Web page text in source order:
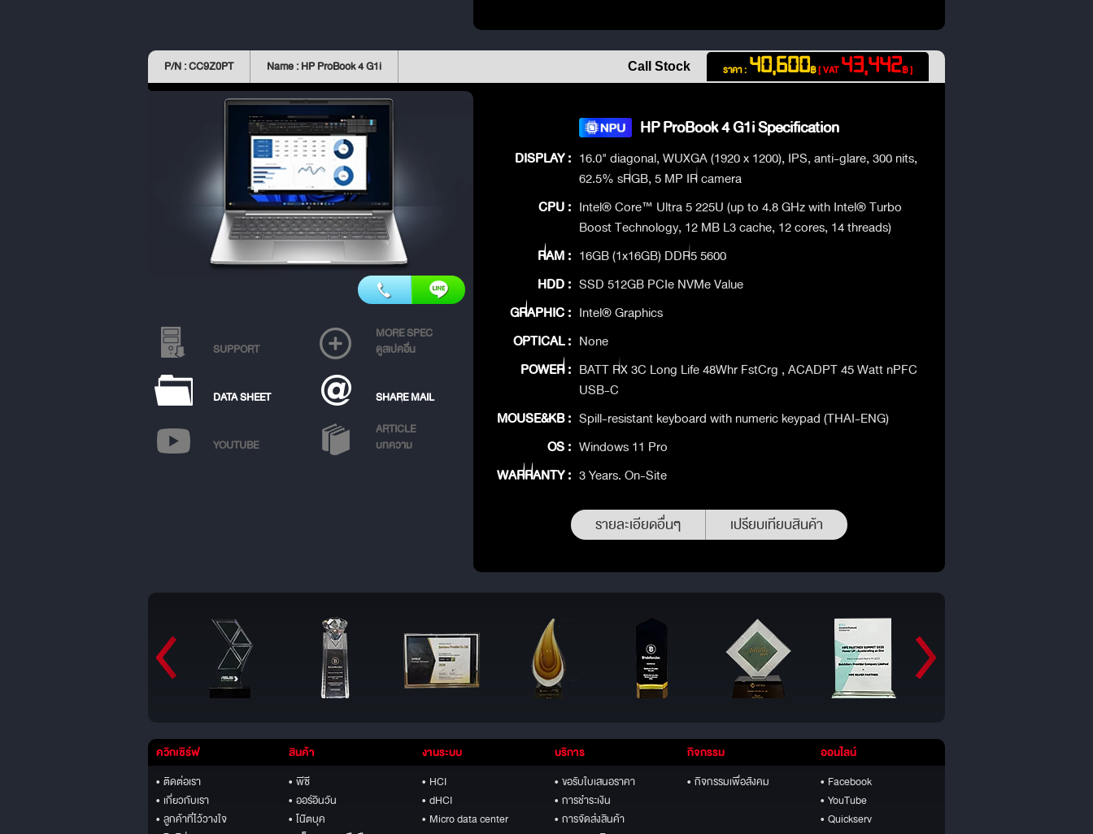
P/N : CC9Z0PT Name : HP ProBook 4 G1i ราคา : 40,600฿[ VAT43,442฿ ]
Call Stock
SUPPORT
MORE SPEC
ดูสเปคอื่น
DATA SHEET SHARE MAIL
YOUTUBE
ARTICLE
บทความ
HP ProBook 4 G1i Specification
DISPLAY : 16.0" diagonal, WUXGA (1920 x 1200), IPS, anti-glare, 300 nits,
62.5% sRGB, 5 MP IR camera
CPU : Intel® Core™ Ultra 5 225U (up to 4.8 GHz with Intel® Turbo
Boost Technology, 12 MB L3 cache, 12 cores, 14 threads)
RAM : 16GB (1x16GB) DDR5 5600
HDD : SSD 512GB PCIe NVMe Value
GRAPHIC : Intel® Graphics
OPTICAL : None
POWER : BATT RX 3C Long Life 48Whr FstCrg , ACADPT 45 Watt nPFC
USB-C
MOUSE&KB : Spill-resistant keyboard with numeric keypad (THAI-ENG)
OS : Windows 11 Pro
WARRANTY : 3 Years. On-Site
รายละเอียดอื่นๆ เปรียบเทียบสินค้า
ควิกเซิร์ฟ
• ติดต่อเรา
• เกี่ยวกับเรา
• ลูกค้าที่ไว้วางใจ
สินค้า
• พีซี
• ออร์อินวัน
• โน๊ตบุค
งานระบบ
• HCI
• dHCI
• Micro data center
บริการ
• ขอรับใบเสนอราคา
• การชำระเงิน
• การจัดส่งสินค้า
กิจกรรม
• กิจกรรมเพื่อสังคม
ออนไลน์
• Facebook
• YouTube
• Quickserv